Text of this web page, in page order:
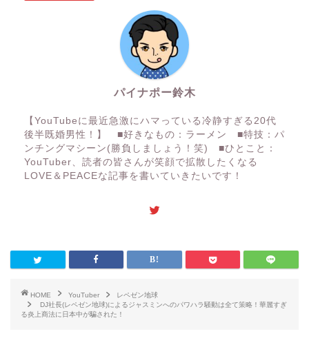
パイナポー鈴木
【YouTubeに最近急激にハマっている冷静すぎる20代
後半既婚男性！】 ■好きなもの：ラーメン ■特技：パ
ンチングマシーン(勝負しましょう！笑) ■ひとこと：
YouTuber、読者の皆さんが笑顔で拡散したくなる
LOVE＆PEACEな記事を書いていきたいです！
HOME YouTuber
レペゼン地球
DJ社長(レペゼン地球)によるジャスミンへのパワハラ騒動は全て策略！華麗すぎ
る炎上商法に日本中が騙された！